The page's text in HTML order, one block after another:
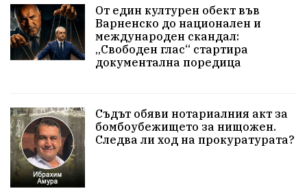
Културни и спортни събития Аспарухово
Безводие пожари Тенис Вълчи дол
Училища Лична инициатива Величие
Приют за кучета Култура и образование
Музика Камчия
От един културен обект във
Варненско до национален и
международен скандал:
„Свободен глас“ стартира
документална поредица
Съдът обяви нотариалния акт за
бомбоубежището за нищожен.
Следва ли ход на прокуратурата?